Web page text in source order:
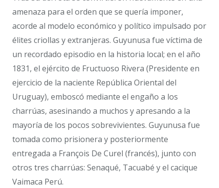
amenaza para el orden que se quería imponer,
acorde al modelo económico y político impulsado por
élites criollas y extranjeras. Guyunusa fue víctima de
un recordado episodio en la historia local; en el año
1831, el ejército de Fructuoso Rivera (Presidente en
ejercicio de la naciente República Oriental del
Uruguay), emboscó mediante el engaño a los
charrúas, asesinando a muchos y apresando a la
mayoría de los pocos sobrevivientes. Guyunusa fue
tomada como prisionera y posteriormente
entregada a François De Curel (francés), junto con
otros tres charrúas: Senaqué, Tacuabé y el cacique
Vaimaca Perú.